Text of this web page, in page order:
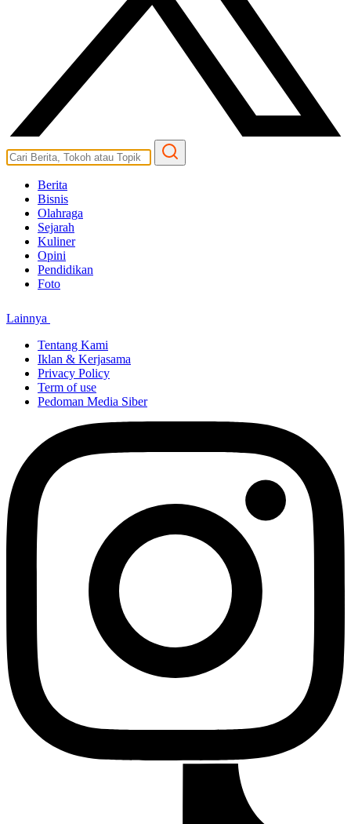
Berita
Bisnis
Olahraga
Sejarah
Kuliner
Opini
Pendidikan
Foto
Lainnya
Tentang Kami
Iklan & Kerjasama
Privacy Policy
Term of use
Pedoman Media Siber